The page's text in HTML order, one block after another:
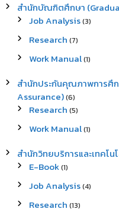
สำนักบัณฑิตศึกษา
Job Analysis(3)
Research (7)
Work Manual(1)
สำนักประกันคุณภาพการศึ
Assurance)(6)
Research (5)
Work Manual(1)
สำนักวิทยบริการและเทคโ
E-Book(1)
Job Analysis(4)
Research (13)